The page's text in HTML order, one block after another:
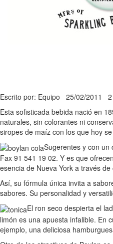
Escrito por: Equipo 25/02/2011
Esta sofisticada bebida nació en
naturales, sin colorantes ni
siropes de maíz con los que hoy
Sugerentes y con un
Fax 91 541 19 02. Y es que
esencia de Nueva York a través
Así, su fórmula única invita a
sabores. Su personalidad y
El ron seco despierta el
limón es una apuesta infalible. En
ejemplo, una deliciosa